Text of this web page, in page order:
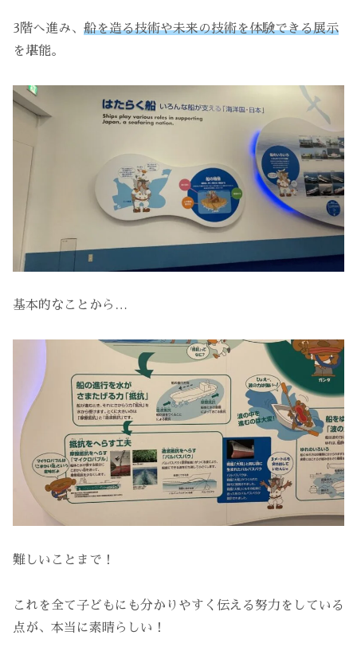
3階へ進み、 船を造る技術や未来の技術を体験できる展示
を堪能。
基本的なことから…
難しいことまで！
これを全て子どもにも分かりやすく伝える努力をしている
点が、本当に素晴らしい！